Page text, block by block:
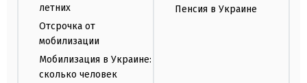
летних
Отсрочка от
мобилизации
Мобилизация в Украине:
сколько человек
Пенсия в Украине